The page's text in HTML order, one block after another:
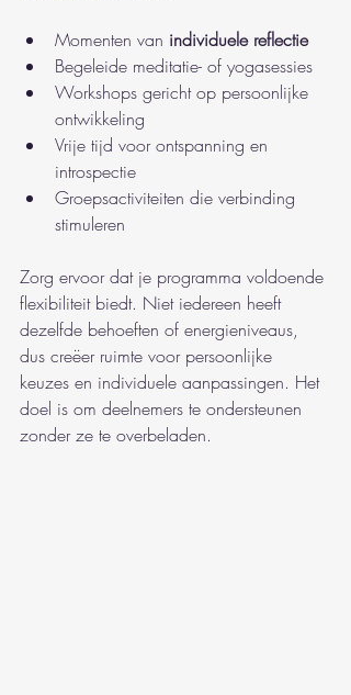
Momenten van individuele reflectie
Begeleide meditatie- of yogasessies
Workshops gericht op persoonlijke
ontwikkeling
Vrije tijd voor ontspanning en
introspectie
Groepsactiviteiten die verbinding
stimuleren
Zorg ervoor dat je programma voldoende
flexibiliteit biedt. Niet iedereen heeft
dezelfde behoeften of energieniveaus,
dus creëer ruimte voor persoonlijke
keuzes en individuele aanpassingen. Het
doel is om deelnemers te ondersteunen
zonder ze te overbeladen.